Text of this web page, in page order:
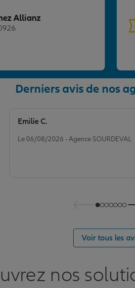
Allianz
Derniers avis de nos
Le 06/08/2026 - Agence SOURDEVAL
Emilie C.
Voir tous les
nos